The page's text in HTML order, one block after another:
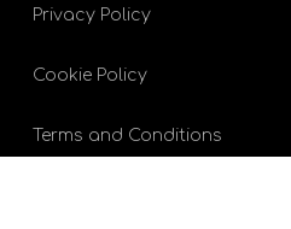
Privacy Policy
Cookie Policy
Terms and Conditions